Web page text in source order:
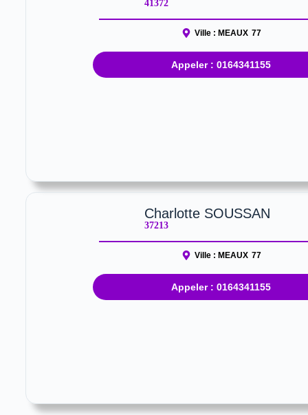
41372
Ville : MEAUX 77
Appeler : 0164341155
Charlotte SOUSSAN
37213
Ville : MEAUX 77
Appeler : 0164341155